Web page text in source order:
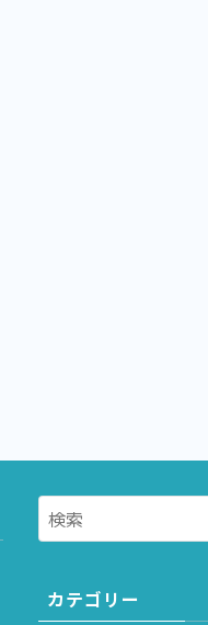
カテゴリー